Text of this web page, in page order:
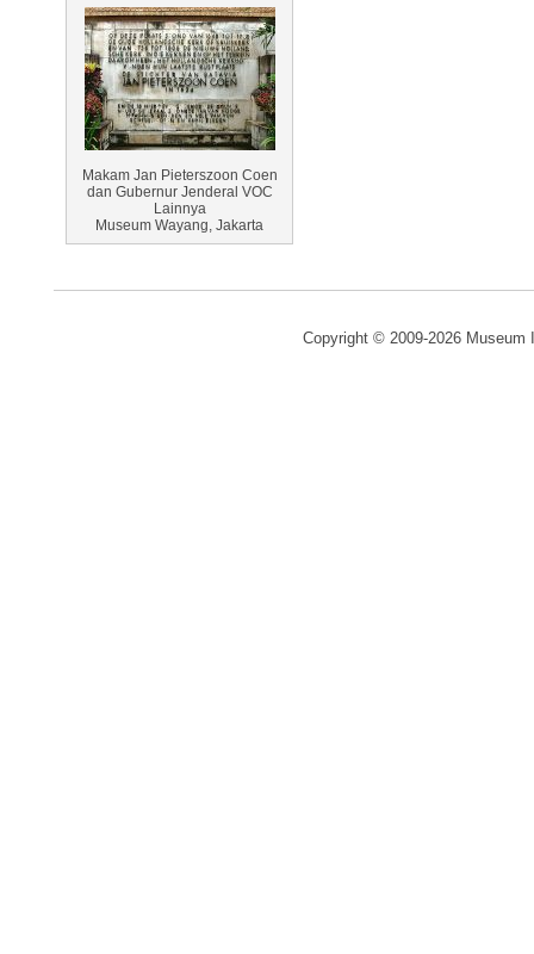
Makam Jan Pieterszoon Coen
dan Gubernur Jenderal VOC
Lainnya
Museum Wayang, Jakarta
Copyright © 2009-2026 Museum